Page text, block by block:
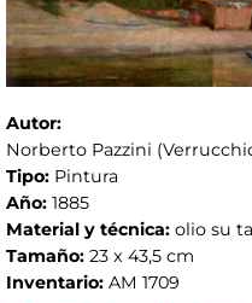
Autor:
Norberto Pazzini
Tipo: Pintura
Año: 1885
Material y técnica: olio su
Tamaño: 23 x 43,5 cm
Inventario: AM 1709